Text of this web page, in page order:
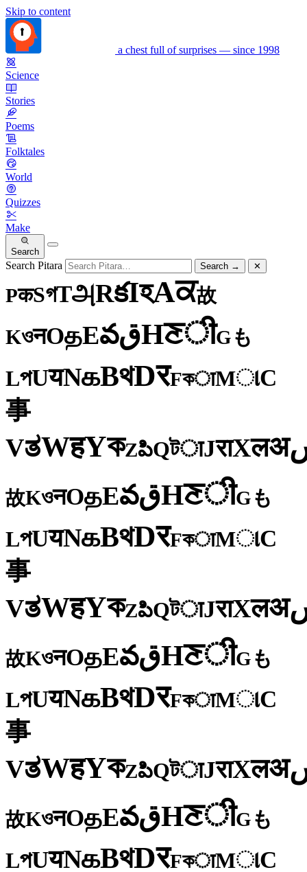
Skip to content
a chest full of surprises — since 1998
Science
Stories
Poems
Folktales
World
Quizzes
Make
Search
Search Pitara Search → ✕
PकSগTஅRకIহAਕ故
KওनOதEవقHਣीGも
LপUयNகBথDरFকाMાC
事
VತWहYকZపిQটाJराXलअ
故KওनOதEవقHਣीGも
LপUयNகBথDरFকाMાC
事
VತWहYকZపిQটाJराXलअ
故KওनOதEవقHਣीGも
LপUयNகBথDरFকाMાC
事
VತWहYকZపిQটाJराXलअ
故KওनOதEవقHਣीGも
LপUयNகBথDरFকाMાC